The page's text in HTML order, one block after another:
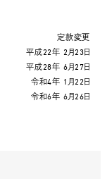
定款変更
平成22年 2月23日
平成28年 6月27日
令和4年 1月22日
令和6年 6月26日